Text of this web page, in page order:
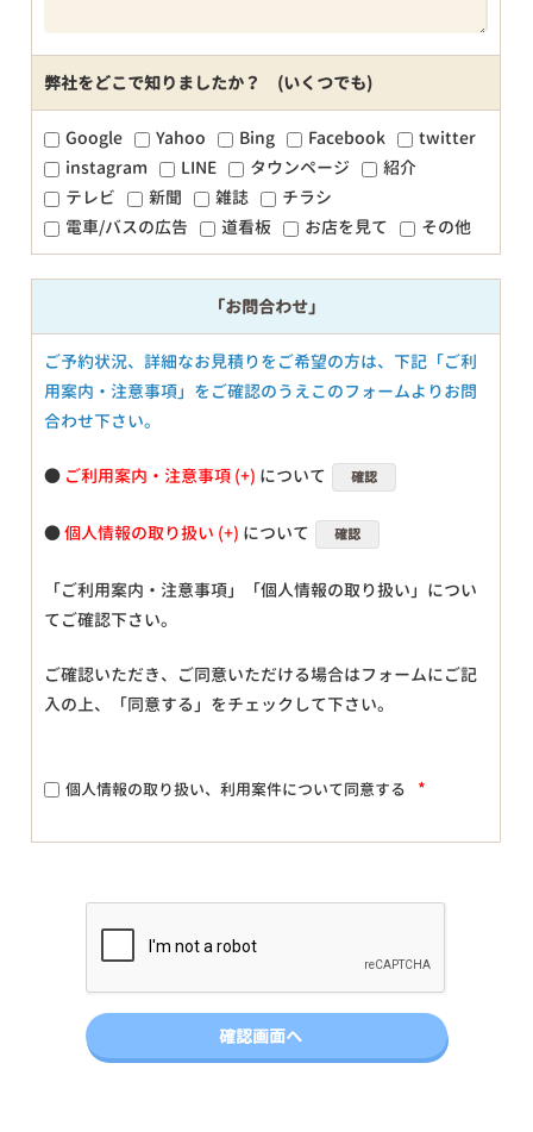
弊社をどこで知りましたか？ (いくつでも)
Google Yahoo Bing Facebook
twitter
instagram
LINE タウンページ
紹介
テレビ
新聞 雑誌
チラシ
電車/バスの広告
道看板 お店を見て その他
「お問合わせ」
ご予約状況、詳細なお見積りをご希望の方は、下記「ご利
用案内・注意事項」をご確認のうえこのフォームよりお問
合わせ下さい。
● ご利用案内・注意事項 について 確認
●個人情報の取り扱い について 確認
「ご利用案内・注意事項」「個人情報の取り扱い」につい
てご確認下さい。
ご確認いただき、ご同意いただける場合はフォームにご記
入の上、「同意する」をチェックして下さい。
個人情報の取り扱い、利用案件について同意する *